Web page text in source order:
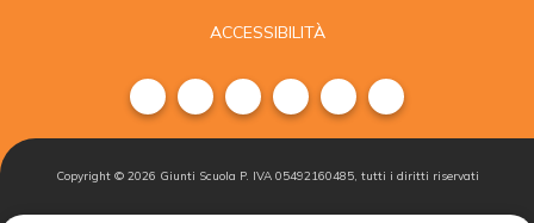
ACCESSIBILITÀ
Copyright © 2026 Giunti Scuola P. IVA 05492160485, tutti i diritti riservati